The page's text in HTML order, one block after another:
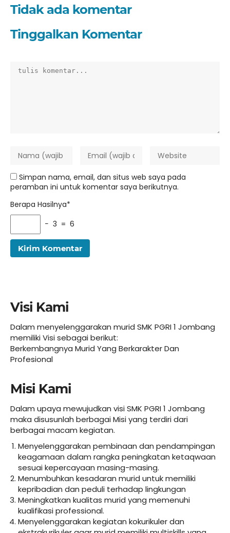
Tidak ada komentar
Tinggalkan Komentar
Simpan nama, email, dan situs web saya pada
peramban ini untuk komentar saya berikutnya.
Berapa Hasilnya*
− 3 = 6
Visi Kami
Dalam menyelenggarakan murid SMK PGRI 1 Jombang
memiliki Visi sebagai berikut:
Berkembangnya Murid Yang Berkarakter Dan
Profesional
Misi Kami
Dalam upaya mewujudkan visi SMK PGRI 1 Jombang
maka disusunlah berbagai Misi yang terdiri dari
berbagai macam kegiatan.
Menyelenggarakan pembinaan dan pendampingan
keagamaan dalam rangka peningkatan ketaqwaan
sesuai kepercayaan masing-masing.
Menumbuhkan kesadaran murid untuk memiliki
kepribadian dan peduli terhadap lingkungan
Meningkatkan kualitas murid yang memenuhi
kualifikasi professional.
Menyelenggarakan kegiatan kokurikuler dan